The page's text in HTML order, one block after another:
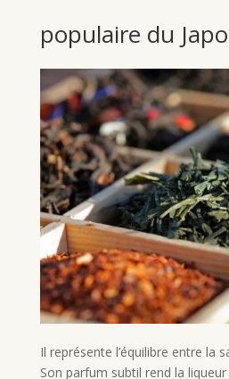
populaire du
Il représente l’équilibre entre la
Son parfum subtil rend la